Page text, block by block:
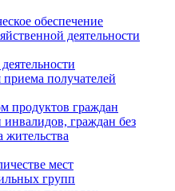
обеспечение
деятельности
получателей
продуктов граждан
инвалидов, граждан без
жительства
мест
групп